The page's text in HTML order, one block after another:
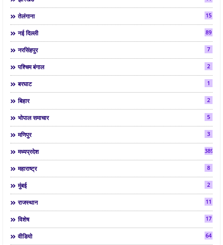
तेलंगाना 15
नई दिल्ली 89
नरसिंहपुर 7
पश्चिम बंगाल 2
बरघाट 1
बिहार 2
भोपाल समाचार 5
मणिपुर 3
मध्यप्रदेश 3892
महाराष्ट्र 8
मुंबई 2
राजस्थान 11
विशेष 17
वीडियो 64